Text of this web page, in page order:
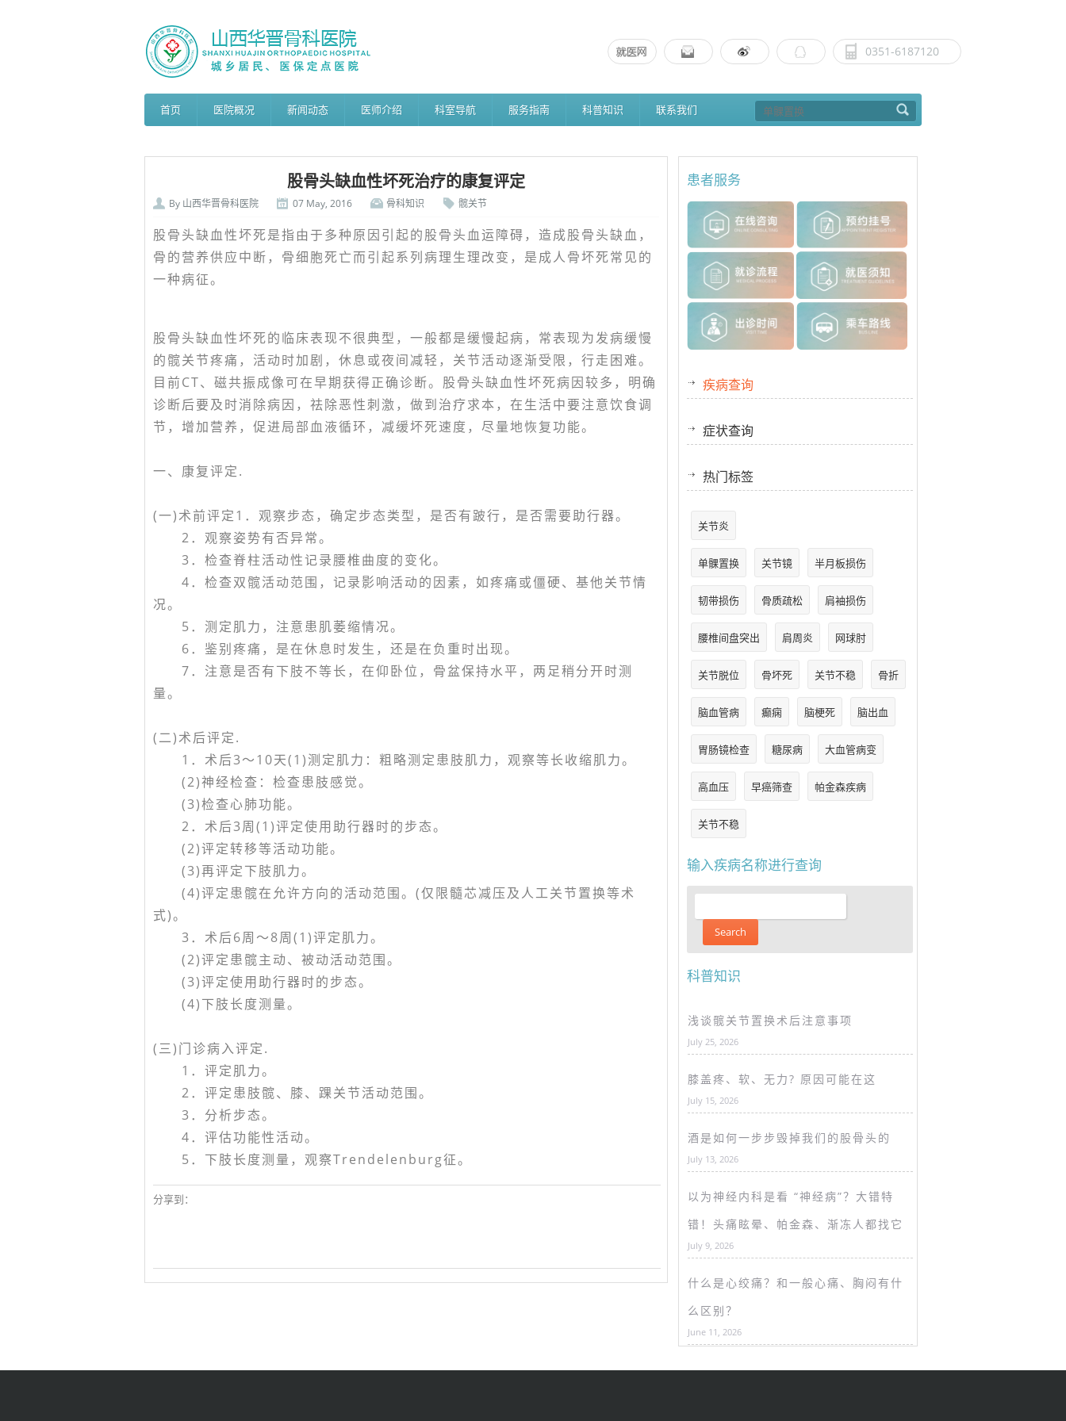
0351-6187120
首页 医院概况 新闻动态 医师介绍 科室导航 服务指南 科普知识 联系我们
股骨头缺血性坏死治疗的康复评定
By 山西华晋骨科医院 07 May, 2016 骨科知识 髋关节
股骨头缺血性坏死是指由于多种原因引起的股骨头血运障碍，造成股骨头缺血，
骨的营养供应中断，骨细胞死亡而引起系列病理生理改变，是成人骨坏死常见的
一种病征。
股骨头缺血性坏死的临床表现不很典型，一般都是缓慢起病，常表现为发病缓慢
的髋关节疼痛，活动时加剧，休息或夜间减轻，关节活动逐渐受限，行走困难。
目前CT、磁共振成像可在早期获得正确诊断。股骨头缺血性坏死病因较多，明确
诊断后要及时消除病因，祛除恶性刺激，做到治疗求本，在生活中要注意饮食调
节，增加营养，促进局部血液循环，减缓坏死速度，尽量地恢复功能。
一、康复评定.
(一)术前评定1．观察步态，确定步态类型，是否有跛行，是否需要助行器。
2．观察姿势有否异常。
3．检查脊柱活动性记录腰椎曲度的变化。
4．检查双髋活动范围，记录影响活动的因素，如疼痛或僵硬、基他关节情
况。
5．测定肌力，注意患肌萎缩情况。
6．鉴别疼痛，是在休息时发生，还是在负重时出现。
7．注意是否有下肢不等长，在仰卧位，骨盆保持水平，两足稍分开时测
量。
(二)术后评定.
1．术后3～10天(1)测定肌力：粗略测定患肢肌力，观察等长收缩肌力。
(2)神经检查：检查患肢感觉。
(3)检查心肺功能。
2．术后3周(1)评定使用助行器时的步态。
(2)评定转移等活动功能。
(3)再评定下肢肌力。
(4)评定患髋在允许方向的活动范围。(仅限髓芯减压及人工关节置换等术
式)。
3．术后6周～8周(1)评定肌力。
(2)评定患髋主动、被动活动范围。
(3)评定使用助行器时的步态。
(4)下肢长度测量。
(三)门诊病入评定.
1．评定肌力。
2．评定患肢髋、膝、踝关节活动范围。
3．分析步态。
4．评估功能性活动。
5．下肢长度测量，观察Trendelenburg征。
分享到：
患者服务
疾病查询
症状查询
热门标签
关节炎
单髁置换 关节镜 半月板损伤
韧带损伤 骨质疏松 肩袖损伤
腰椎间盘突出 肩周炎 网球肘
关节脱位 骨坏死 关节不稳 骨折
脑血管病 癫痫 脑梗死 脑出血
胃肠镜检查 糖尿病 大血管病变
高血压 早癌筛查 帕金森疾病
关节不稳
输入疾病名称进行查询
科普知识
浅谈髋关节置换术后注意事项
July 25, 2026
膝盖疼、软、无力? 原因可能在这
July 15, 2026
酒是如何一步步毁掉我们的股骨头的
July 13, 2026
以为神经内科是看 “神经病”？大错特
错！头痛眩晕、帕金森、渐冻人都找它
July 9, 2026
什么是心绞痛？和一般心痛、胸闷有什
么区别？
June 11, 2026